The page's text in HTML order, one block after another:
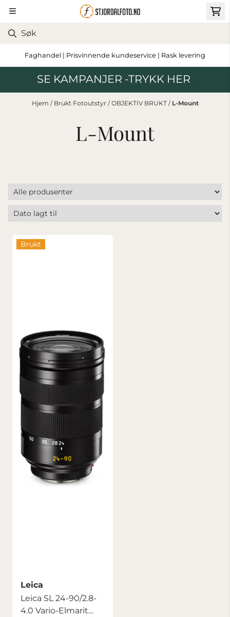
Hopp til innhold
Faghandel | Prisvinnende kundeservice | Rask levering
SE KAMPANJER -TRYKK HER
Hjem / Brukt Fotoutstyr /OBJEKTIV BRUKT / L-Mount
L-Mount
Brukt
Leica
Leica SL 24-90/2.8-
4.0 Vario-Elmarit